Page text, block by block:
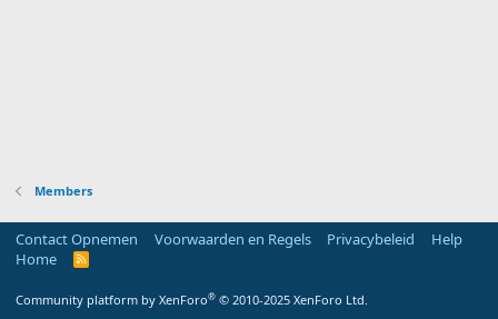
Members
Contact Opnemen Voorwaarden en Regels Privacybeleid
Help
Home
R
Community platform by XenForo® © 2010-2025 XenForo Ltd.